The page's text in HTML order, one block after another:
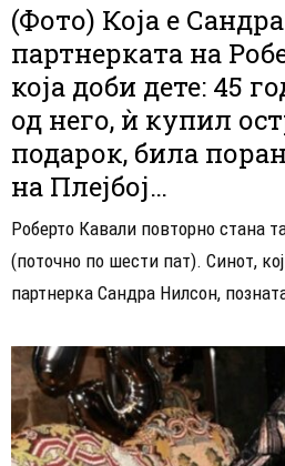
(Фото) Која е
партнерката на
која доби дете: 45
од него, ѝ купил
подарок, била
на Плејбој…
Роберто Кавали повторно стана
(поточно по шести пат). Синот,
партнерка Сандра Нилсон,